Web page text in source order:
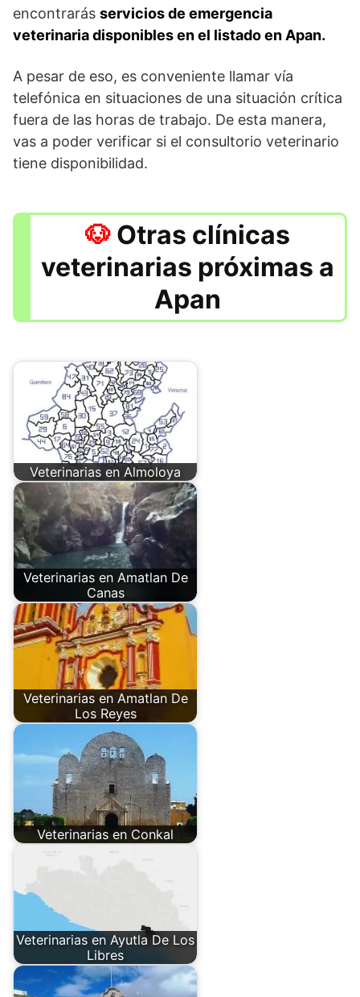
encontrarás servicios de emergencia
veterinaria disponibles en el listado en Apan.
A pesar de eso, es conveniente llamar vía
telefónica en situaciones de una situación crítica
fuera de las horas de trabajo. De esta manera,
vas a poder verificar si el consultorio veterinario
tiene disponibilidad.
Otras clínicas
veterinarias próximas a
Apan
Veterinarias en Almoloya
Veterinarias en Amatlan De
Canas
Veterinarias en Amatlan De
Los Reyes
Veterinarias en Conkal
Veterinarias en Ayutla De Los
Libres